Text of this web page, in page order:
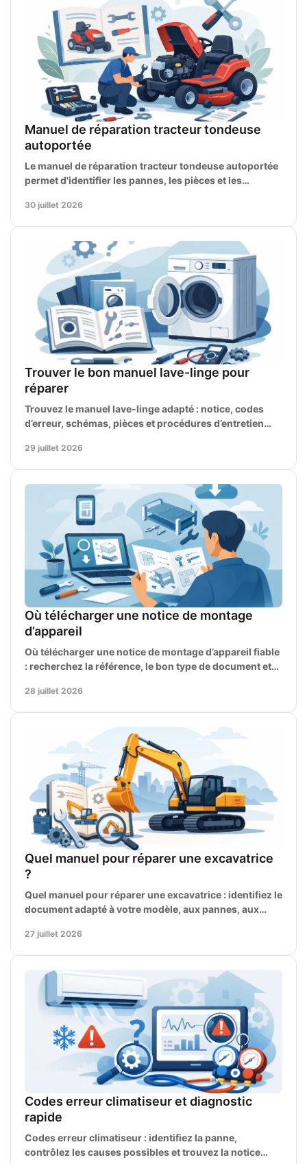
Manuel de réparation tracteur tondeuse
autoportée
Le manuel de réparation tracteur tondeuse autoportée
permet d'identifier les pannes, les pièces et les
30 juillet 2026
Trouver le bon manuel lave-linge pour
réparer
Trouvez le manuel lave-linge adapté : notice, codes
d’erreur, schémas, pièces et procédures d’entretien
29 juillet 2026
Où télécharger une notice de montage
d’appareil
Où télécharger une notice de montage d’appareil fiable
: recherchez la référence, le bon type de document et
28 juillet 2026
Quel manuel pour réparer une excavatrice
?
Quel manuel pour réparer une excavatrice : identifiez le
document adapté à votre modèle, aux pannes, aux
27 juillet 2026
Codes erreur climatiseur et diagnostic
rapide
Codes erreur climatiseur : identifiez la panne,
contrôlez les causes possibles et trouvez la notice